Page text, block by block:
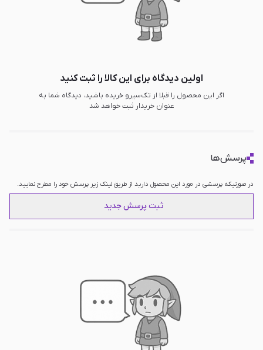
اولین دیدگاه برای این کالا را ثبت کنید
اگر این محصول را قبلا از تک‌سیرو خریده باشید، دیدگاه شما به
عنوان خریدار ثبت خواهد شد
پرسش‌ها
در صورتیکه پرسشی در مورد این محصول دارید از طریق لینک زیر پرسش خود را مطرح نمایید.
ثبت پرسش جدید